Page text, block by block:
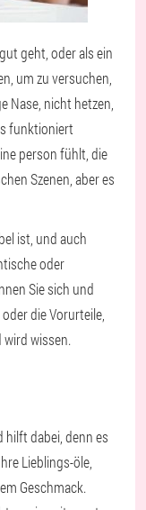
geht, oder als ein
um zu versuchen,
Nase, nicht hetzen,
funktioniert
person fühlt, die
Szenen, aber es
ist, und auch
oder
Sie sich und
die Vorurteile,
wird wissen.
hilft dabei, denn es
Lieblings-öle,
Geschmack.